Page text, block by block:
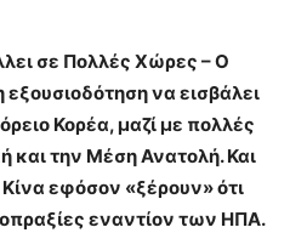
σε Πολλές Χώρες – Ο
να εισβάλει
Κορέα, μαζί με πολλές
και την Μέση Ανατολή. Και
εφόσον «ξέρουν» ότι
εναντίον των ΗΠΑ.